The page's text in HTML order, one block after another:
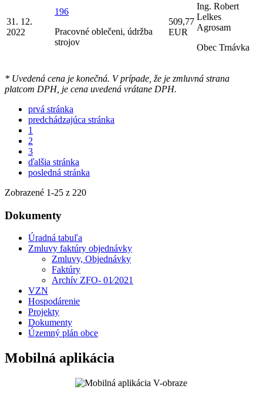
31. 12.
2022
196
Pracovné oblečeni, údržba
strojov
509,77
EUR
Ing. Robert
Lelkes
Agrosam
Obec Trnávka
* Uvedená cena je konečná. V prípade, že je zmluvná strana
platcom DPH, je cena uvedená vrátane DPH.
prvá stránka
predchádzajúca stránka
1
2
3
ďalšia stránka
posledná stránka
Zobrazené 1-25 z 220
Dokumenty
Úradná tabuľa
Zmluvy faktúry objednávky
Zmluvy, Objednávky
Faktúry
Archív ZFO- 01⁄2021
VZN
Hospodárenie
Projekty
Dokumenty
Územný plán obce
Mobilná aplikácia